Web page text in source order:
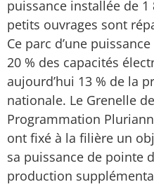
puissance installée de 1
petits ouvrages sont
Ce parc d’une
20 % des capacités
aujourd’hui 13 % de la
nationale. Le Grenelle
Programmation
ont fixé à la filière un
sa puissance de pointe
production